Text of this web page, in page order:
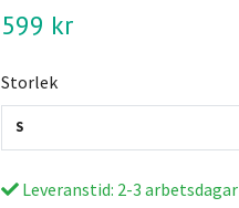
599 kr
Storlek
S
Leveranstid: 2-3 arbetsdagar